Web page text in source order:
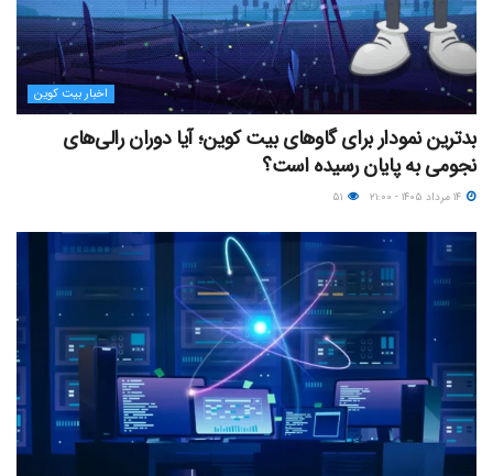
اخبار بیت کوین
بدترین نمودار برای گاوهای بیت کوین؛ آیا دوران رالی‌های
نجومی به پایان رسیده است؟